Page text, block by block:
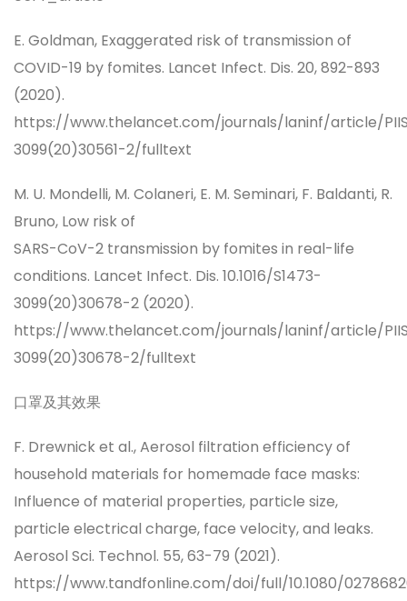
E. Goldman, Exaggerated risk of transmission of
COVID-19 by fomites. Lancet Infect. Dis. 20, 892-893
(2020).
https://www.thelancet.com/journals/laninf/article/
3099(20)30561-2/fulltext
M. U. Mondelli, M. Colaneri, E. M. Seminari, F. Baldanti, R.
Bruno, Low risk of
SARS-CoV-2 transmission by fomites in real-life
conditions. Lancet Infect. Dis. 10.1016/S1473-
3099(20)30678-2 (2020).
https://www.thelancet.com/journals/laninf/article/
3099(20)30678-2/fulltext
口罩及其效果
F. Drewnick et al., Aerosol filtration efficiency of
household materials for homemade face masks:
Influence of material properties, particle size,
particle electrical charge, face velocity, and leaks.
Aerosol Sci. Technol. 55, 63-79 (2021).
https://www.tandfonline.com/doi/full/10.1080/